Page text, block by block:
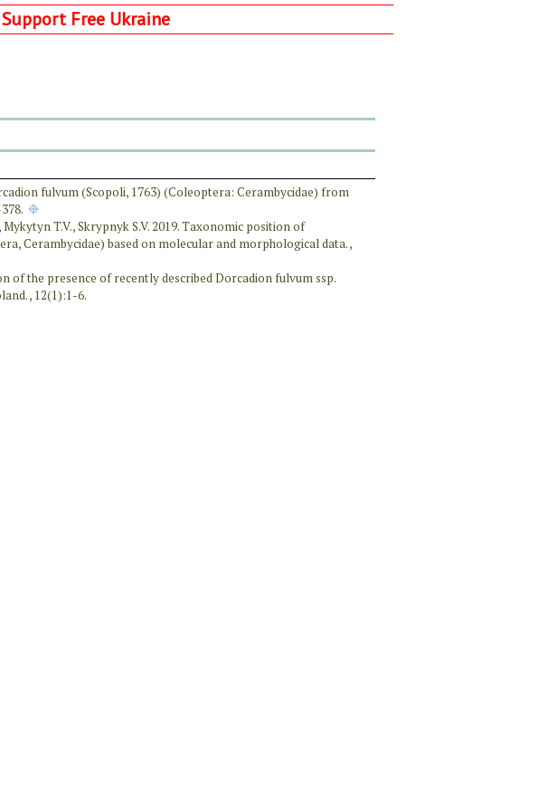
Free Ukraine
fulvum (Scopoli, 1763) (Coleoptera: Cerambycidae) from
T.V., Skrypnyk S.V. 2019. Taxonomic position of
Cerambycidae) based on molecular and morphological data. ,
of the presence of recently described Dorcadion fulvum ssp.
, 12(1):1-6.